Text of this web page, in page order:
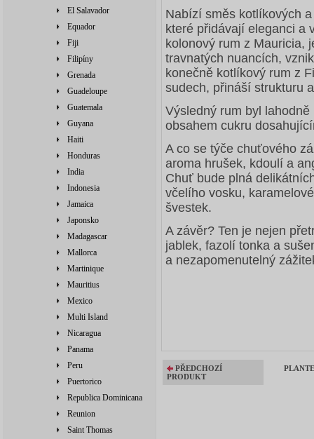
El Salavador
Equador
Fiji
Filipíny
Grenada
Guadeloupe
Guatemala
Guyana
Haiti
Honduras
India
Indonesia
Jamaica
Japonsko
Madagascar
Mallorca
Martinique
Mauritius
Mexico
Multi Island
Nicaragua
Panama
Peru
Puertorico
Republica Dominicana
Reunion
Saint Thomas
Nabízí směs kotlíkových
které přidávají eleganci a
kolonový rum z Mauricia,
travnatých nuancích,
konečně kotlíkový rum z
sudech, přináší strukturu
Výsledný rum byl
obsahem cukru
A co se týče chuťového
aroma hrušek, kdoulí a
Chuť bude plná
včelího vosku,
švestek.
A závěr? Ten je nejen
jablek, fazolí tonka a
a nezapomenutelný
PŘEDCHOZÍ
PRODUKT